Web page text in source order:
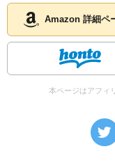
Amazon 詳細ペ
本ページはアフィ